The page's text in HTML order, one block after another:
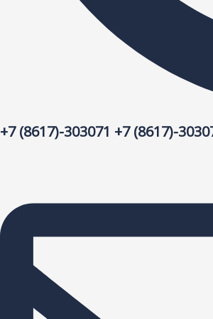
+7 (8617)-303071 +7 (8617)-